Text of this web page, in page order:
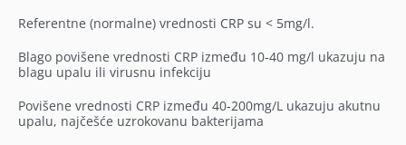
Referentne (normalne) vrednosti CRP su < 5mg/l.
Blago povišene vrednosti CRP između 10-40 mg/l ukazuju na
blagu upalu ili virusnu infekciju
Povišene vrednosti CRP između 40-200mg/L ukazuju akutnu
upalu, najčešće uzrokovanu bakterijama